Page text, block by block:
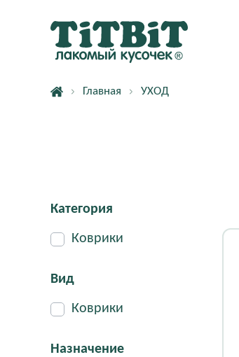
Главная УХОД
Категория
Коврики
Вид
Коврики
Назначение